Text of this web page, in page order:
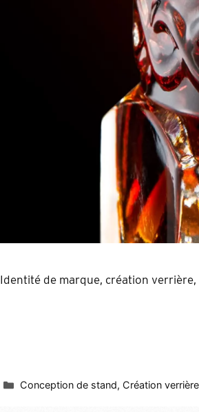
Identité de marque, création
Conception de stand, Création verrière